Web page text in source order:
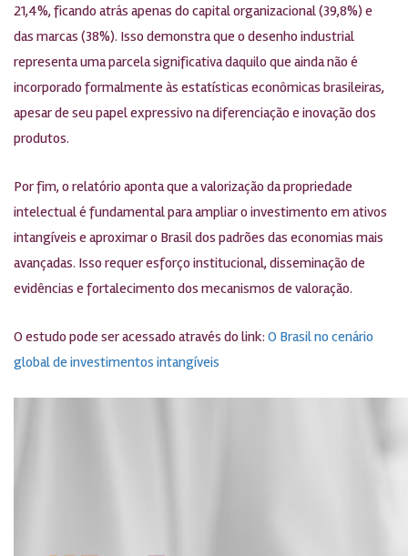
21,4%, ficando atrás apenas do capital organizacional (39,8%) e
das marcas (38%). Isso demonstra que o desenho industrial
representa uma parcela significativa daquilo que ainda não é
incorporado formalmente às estatísticas econômicas brasileiras,
apesar de seu papel expressivo na diferenciação e inovação dos
produtos.
Por fim, o relatório aponta que a valorização da propriedade
intelectual é fundamental para ampliar o investimento em ativos
intangíveis e aproximar o Brasil dos padrões das economias mais
avançadas. Isso requer esforço institucional, disseminação de
evidências e fortalecimento dos mecanismos de valoração.
O estudo pode ser acessado através do link: O Brasil no cenário
global de investimentos intangíveis